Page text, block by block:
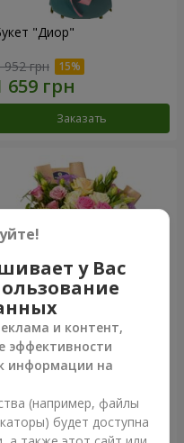
"Диор"
952 грн
Заказать
"Цветочное Selfie!"
Заказать
у Вас
и контент,
эффективности
информации на
(например, файлы
будет доступна